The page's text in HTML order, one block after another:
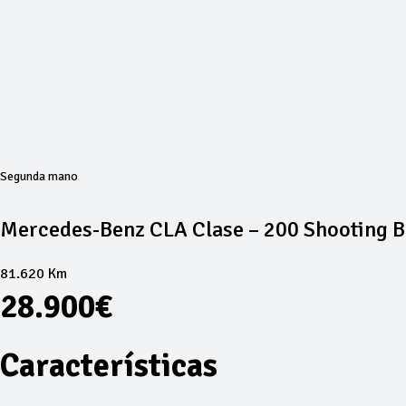
Segunda mano
Mercedes-Benz CLA Clase – 200 Shooting
81.620 Km
28.900€
Características